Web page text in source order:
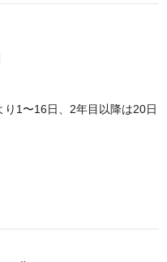
り1〜16日、2年目以降は20日